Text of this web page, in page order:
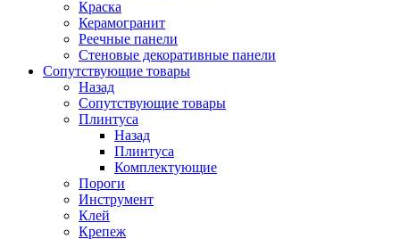
Краска
Керамогранит
Реечные панели
Стеновые декоративные панели
Сопутствующие товары
Назад
Сопутствующие товары
Плинтуса
Назад
Плинтуса
Комплектующие
Пороги
Инструмент
Клей
Крепеж